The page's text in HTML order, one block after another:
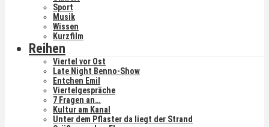
Sport
Musik
Wissen
Kurzfilm
Reihen
Viertel vor Ost
Late Night Benno-Show
Entchen Emil
Viertelgespräche
7 Fragen an…
Kultur am Kanal
Unter dem Pflaster da liegt der Strand